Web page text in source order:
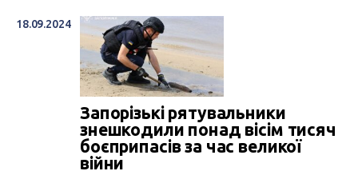
18.09.2024
Запорізькі рятувальники
знешкодили понад вісім тисяч
боєприпасів за час великої
війни